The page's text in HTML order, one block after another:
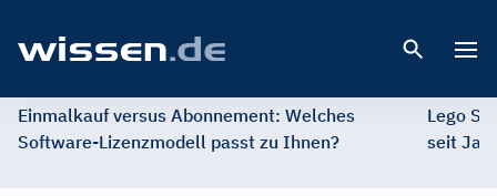
Einmalkauf versus Abonnement: Welches
Software-Lizenzmodell passt zu Ihnen?
Lego
seit